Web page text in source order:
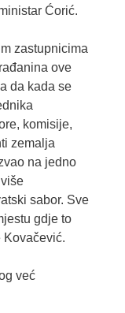
Ćorić.
zastupnicima
ove
da kada se
komisije,
zemalja
na jedno
sabor. Sve
gdje to
Kovačević.
već